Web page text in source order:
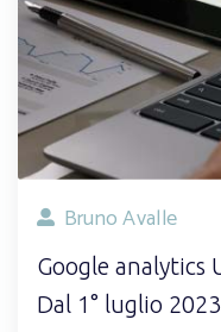
Bruno Avalle
Google analytics
Dal 1° luglio